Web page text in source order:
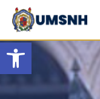
Open
Skip
content